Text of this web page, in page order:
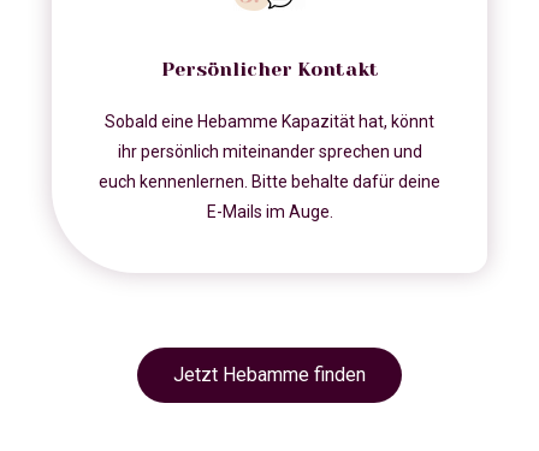
Persönlicher Kontakt
Sobald eine Hebamme Kapazität hat, könnt
ihr persönlich miteinander sprechen und
euch kennenlernen. Bitte behalte dafür deine
E-Mails im Auge.
Jetzt Hebamme finden